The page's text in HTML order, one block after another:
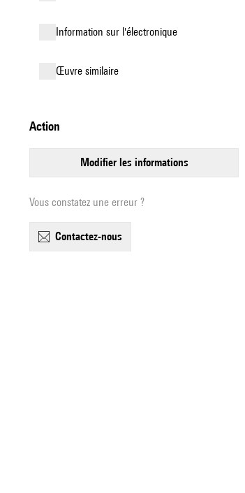
Information sur l'électronique
œuvre similaire
action
modifier les informations
Vous constatez une erreur ?
contactez-nous